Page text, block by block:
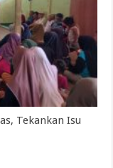
Tekankan Isu